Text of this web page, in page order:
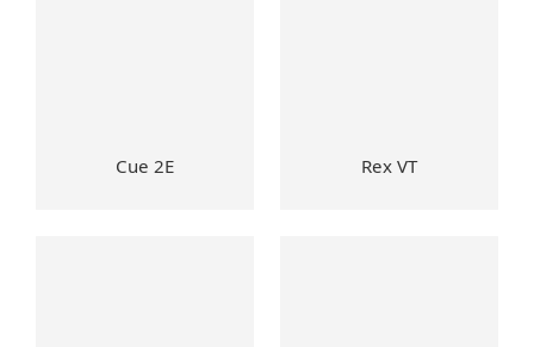
Cue 2E Rex VT